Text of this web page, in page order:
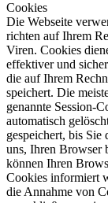
Cookies
Die Webseite
richten auf Ihrem
Viren. Cookies
effektiver und
die auf Ihrem
speichert. Die
genannte Session-
automatisch
gespeichert, bis Sie
uns, Ihren Browser
können Ihren
Cookies informiert
die Annahme von